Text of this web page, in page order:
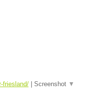
friesland/| Screenshot ▼